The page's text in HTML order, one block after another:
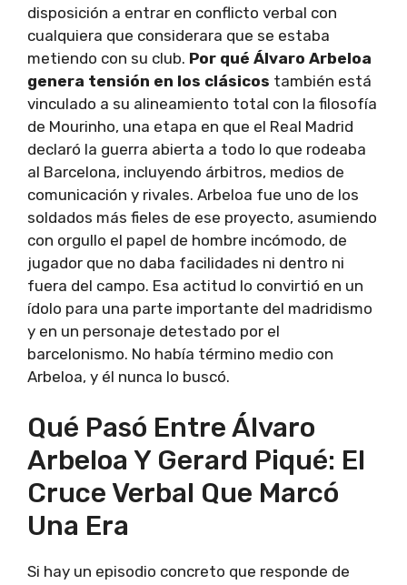
disposición a entrar en conflicto verbal con
cualquiera que considerara que se estaba
metiendo con su club. Por qué Álvaro Arbeloa
genera tensión en los clásicos también está
vinculado a su alineamiento total con la filosofía
de Mourinho, una etapa en que el Real Madrid
declaró la guerra abierta a todo lo que rodeaba
al Barcelona, incluyendo árbitros, medios de
comunicación y rivales. Arbeloa fue uno de los
soldados más fieles de ese proyecto, asumiendo
con orgullo el papel de hombre incómodo, de
jugador que no daba facilidades ni dentro ni
fuera del campo. Esa actitud lo convirtió en un
ídolo para una parte importante del madridismo
y en un personaje detestado por el
barcelonismo. No había término medio con
Arbeloa, y él nunca lo buscó.
Qué Pasó Entre Álvaro
Arbeloa Y Gerard Piqué: El
Cruce Verbal Que Marcó
Una Era
Si hay un episodio concreto que responde de